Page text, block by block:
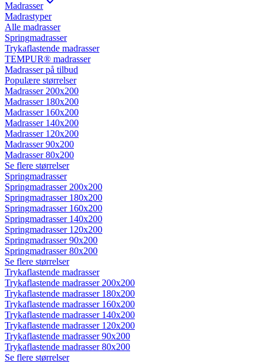
Madrasser
Madrastyper
Alle madrasser
Springmadrasser
Trykaflastende madrasser
TEMPUR® madrasser
Madrasser på tilbud
Populære størrelser
Madrasser 200x200
Madrasser 180x200
Madrasser 160x200
Madrasser 140x200
Madrasser 120x200
Madrasser 90x200
Madrasser 80x200
Se flere størrelser
Springmadrasser
Springmadrasser 200x200
Springmadrasser 180x200
Springmadrasser 160x200
Springmadrasser 140x200
Springmadrasser 120x200
Springmadrasser 90x200
Springmadrasser 80x200
Se flere størrelser
Trykaflastende madrasser
Trykaflastende madrasser 200x200
Trykaflastende madrasser 180x200
Trykaflastende madrasser 160x200
Trykaflastende madrasser 140x200
Trykaflastende madrasser 120x200
Trykaflastende madrasser 90x200
Trykaflastende madrasser 80x200
Se flere størrelser